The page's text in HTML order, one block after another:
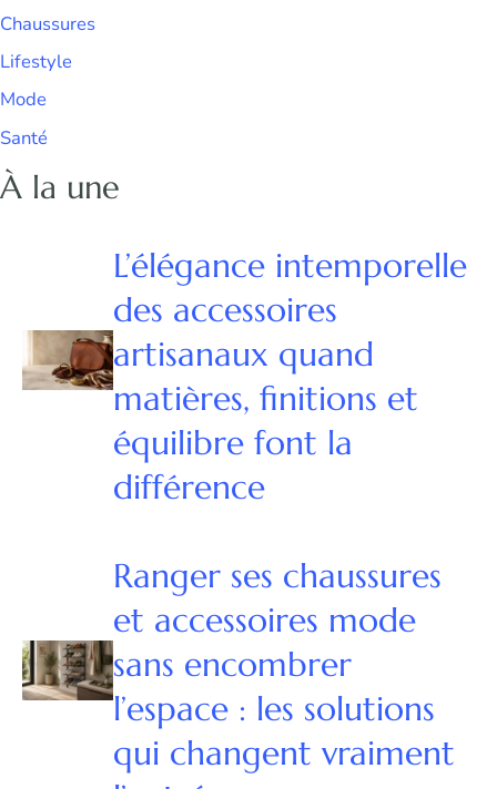
Chaussures
Lifestyle
Mode
Santé
À la une
L’élégance intemporelle
des accessoires
artisanaux quand
matières, finitions et
équilibre font la
différence
Ranger ses chaussures
et accessoires mode
sans encombrer
l’espace : les solutions
qui changent vraiment